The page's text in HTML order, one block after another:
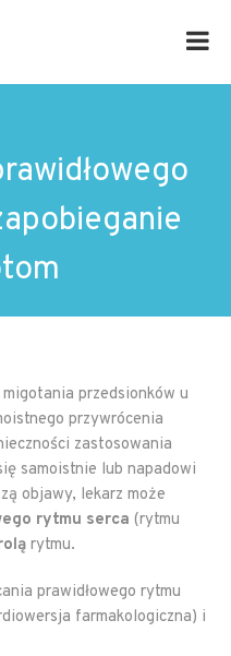
przedsionków u
przywrócenia
zastosowania
samoistnie lub napadowi
objawy, lekarz może
rytmu serca (rytmu
rytmu.
prawidłowego rytmu
farmakologiczna) i